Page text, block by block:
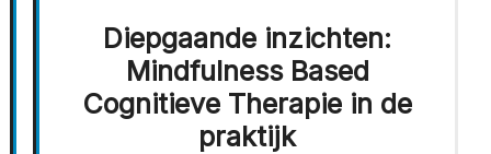
Diepgaande inzichten:
Mindfulness Based
Cognitieve Therapie in de
praktijk